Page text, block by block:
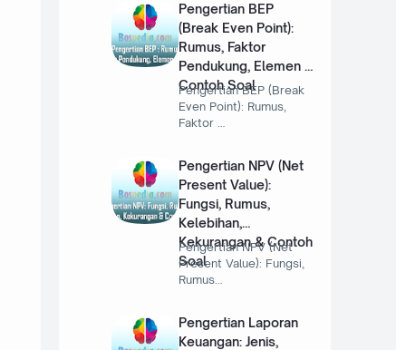
Pengertian BEP
(Break Even Point):
Rumus, Faktor
Pendukung, Elemen &
Contoh Soal
Pengertian BEP (Break
Even Point): Rumus,
Faktor …
Pengertian NPV (Net
Present Value):
Fungsi, Rumus,
Kelebihan,
Kekurangan & Contoh
Soal
Pengertian NPV (Net
Present Value): Fungsi,
Rumus…
Pengertian Laporan
Keuangan: Jenis,